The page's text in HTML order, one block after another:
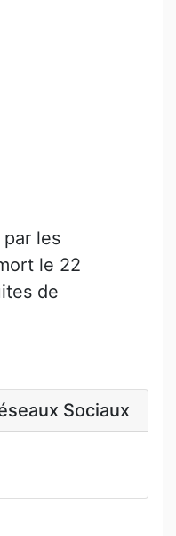
les
le 22
de
Sociaux